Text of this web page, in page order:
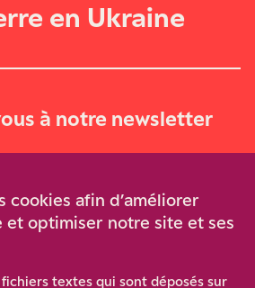
en Ukraine
à notre newsletter
cookies afin d’améliorer
optimiser notre site et ses
textes qui sont déposés sur